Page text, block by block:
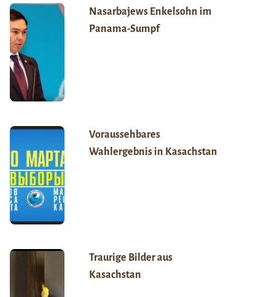
Nasarbajews Enkelsohn im
Panama-Sumpf
Voraussehbares
Wahlergebnis in Kasachstan
Traurige Bilder aus
Kasachstan